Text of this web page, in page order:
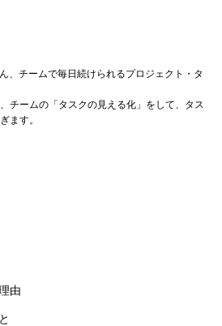
、チームで毎日続けられるプロジェクト・タ
チームの「タスクの見える化」をして、タス
ます。
由